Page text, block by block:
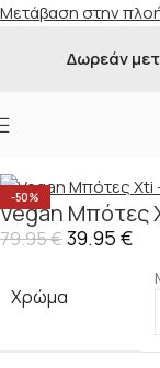
Μετάβαση στην
Δωρεάν
Αρχική σελίδα
-50%
Vegan Μπότες
79.95€39.95 €
Χρώμα